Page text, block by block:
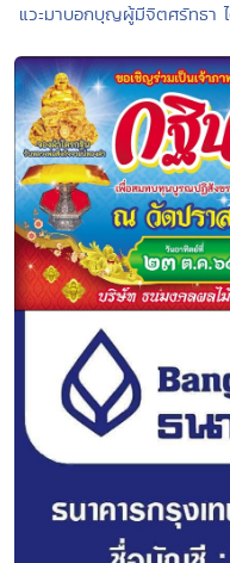
แวะมาบอกบุญผู้มีจิตศรัทธา